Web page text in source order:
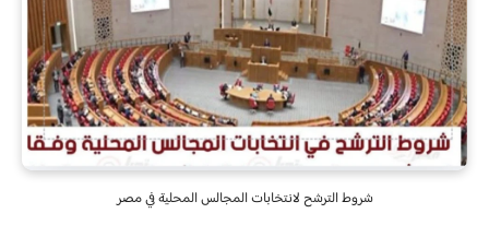
شروط الترشح لانتخابات المجالس المحلية في مصر